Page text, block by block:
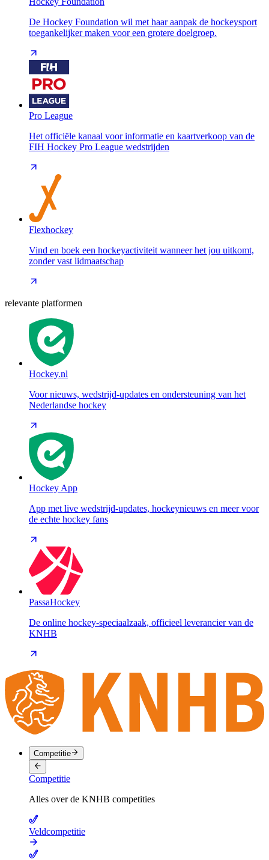
De Hockey Foundation wil met haar aanpak de hockeysport
toegankelijker maken voor een grotere doelgroep.
Pro League
Het officiële kanaal voor informatie en kaartverkoop van de
FIH Hockey Pro League wedstrijden
Flexhockey
Vind en boek een hockeyactiviteit wanneer het jou uitkomt,
zonder vast lidmaatschap
relevante platformen
Hockey.nl
Voor nieuws, wedstrijd-updates en ondersteuning van het
Nederlandse hockey
Hockey App
App met live wedstrijd-updates, hockeynieuws en meer voor
de echte hockey fans
PassaHockey
De online hockey-speciaalzaak, officieel leverancier van de
KNHB
Competitie
Competitie
Alles over de KNHB competities
Veldcompetitie